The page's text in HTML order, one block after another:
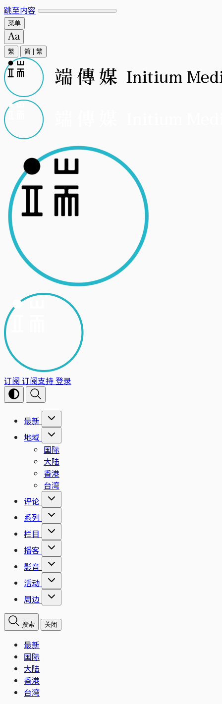
跳至内容
菜单
繁 简 繁
订阅 订阅支持登录
最新
地域
国际
大陆
香港
台湾
评论
系列
栏目
播客
影音
活动
周边
搜索 关闭
最新
国际
大陆
香港
台湾